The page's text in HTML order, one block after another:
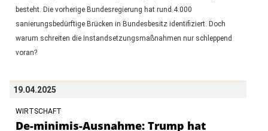
besteht. Die vorherige Bundesregierung hat rund 4.000
sanierungsbedürftige Brücken in Bundesbesitz identifiziert. Doch
warum schreiten die Instandsetzungsmaßnahmen nur schleppend
voran?
19.04.2025
WIRTSCHAFT
De-minimis-Ausnahme: Trump hat